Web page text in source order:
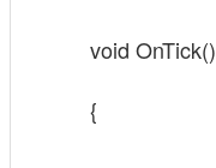
void OnTick()
{